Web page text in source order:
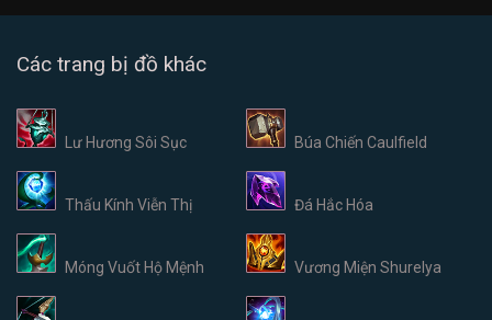
Các trang bị đồ khác
Lư Hương Sôi Sục Búa Chiến Caulfield
Thấu Kính Viễn Thị Đá Hắc Hóa
Móng Vuốt Hộ Mệnh Vương Miện Shurelya